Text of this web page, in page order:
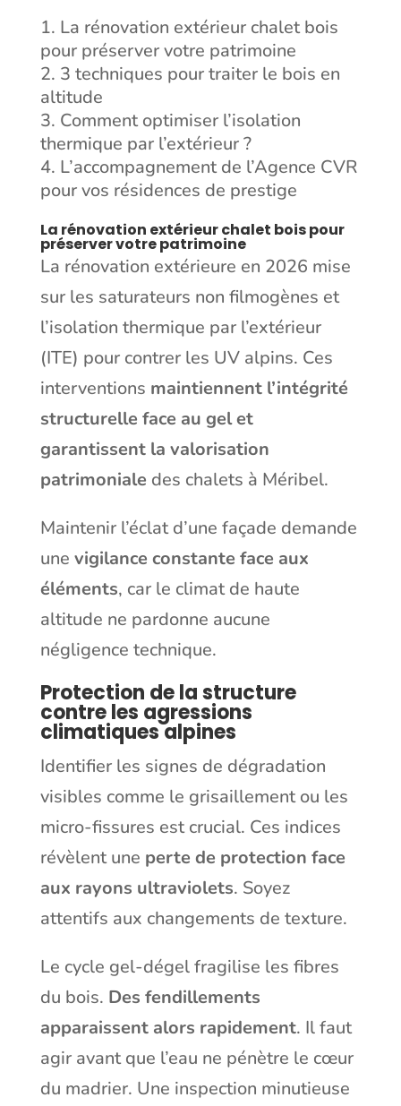
La rénovation extérieur chalet bois
pour préserver votre patrimoine
3 techniques pour traiter le bois en
altitude
Comment optimiser l’isolation
thermique par l’extérieur ?
L’accompagnement de l’Agence CVR
pour vos résidences de prestige
La rénovation extérieur chalet bois pour
préserver votre patrimoine
La rénovation extérieure en 2026 mise
sur les saturateurs non filmogènes et
l’isolation thermique par l’extérieur
(ITE) pour contrer les UV alpins. Ces
interventions maintiennent l’intégrité
structurelle face au gel et
garantissent la valorisation
patrimoniale des chalets à Méribel.
Maintenir l’éclat d’une façade demande
une vigilance constante face aux
éléments, car le climat de haute
altitude ne pardonne aucune
négligence technique.
Protection de la structure
contre les agressions
climatiques alpines
Identifier les signes de dégradation
visibles comme le grisaillement ou les
micro-fissures est crucial. Ces indices
révèlent une perte de protection face
aux rayons ultraviolets. Soyez
attentifs aux changements de texture.
Le cycle gel-dégel fragilise les fibres
du bois. Des fendillements
apparaissent alors rapidement. Il faut
agir avant que l’eau ne pénètre le cœur
du madrier. Une inspection minutieuse